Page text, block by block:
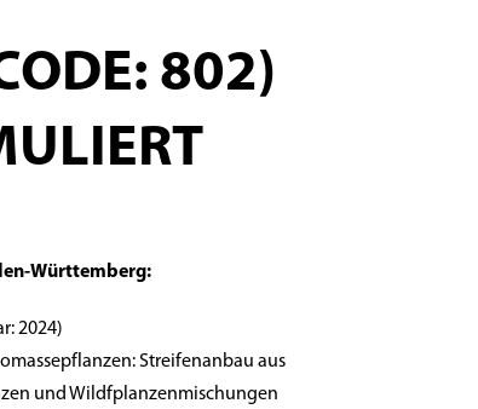
802)
Württemberg:
2024)
Streifenanbau aus
und Wildfplanzenmischungen